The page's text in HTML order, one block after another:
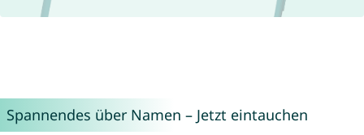
Spannendes über Namen – Jetzt eintauchen